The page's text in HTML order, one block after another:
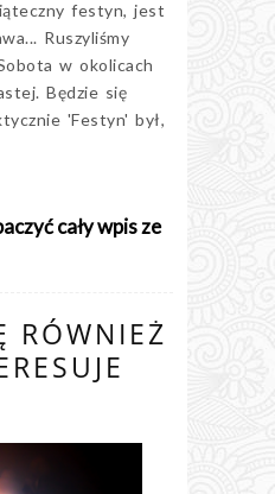
festyn, jest
Ruszyliśmy
w okolicach
Będzie się
'Festyn' był,
cały wpis ze
RÓWNIEŻ